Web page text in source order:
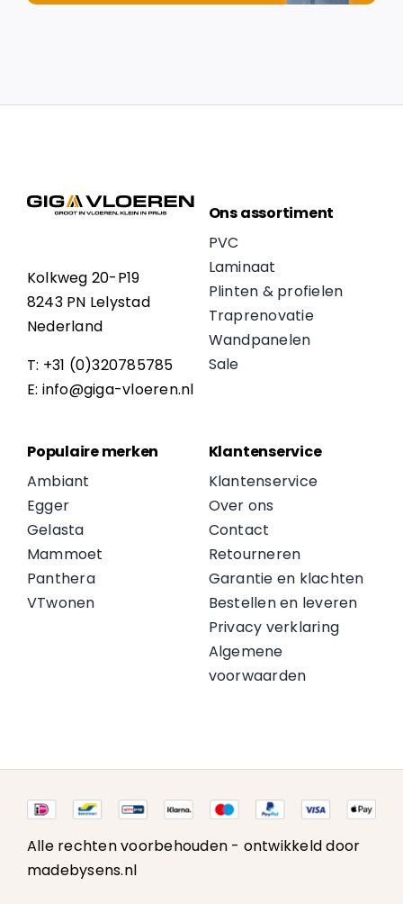
Kolkweg 20-P19
8243 PN Lelystad
Nederland
T: +31 (0)320785785
E: info@giga-vloeren.nl
Ons assortiment
PVC
Laminaat
Plinten & profielen
Traprenovatie
Wandpanelen
Sale
Populaire merken
Ambiant
Egger
Gelasta
Mammoet
Panthera
VTwonen
Klantenservice
Klantenservice
Over ons
Contact
Retourneren
Garantie en klachten
Bestellen en leveren
Privacy verklaring
Algemene
voorwaarden
Alle rechten voorbehouden - ontwikkeld door
madebysens.nl